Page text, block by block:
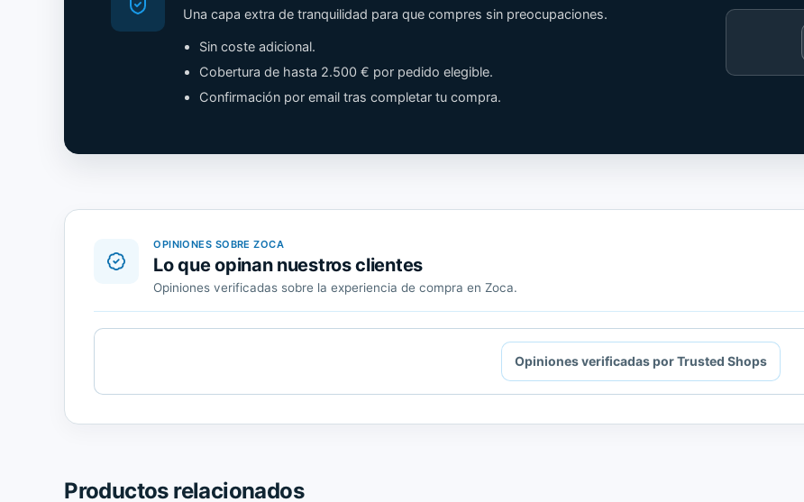
Una capa extra de tranquilidad para que compres sin preocupaciones.
Sin coste adicional.
Cobertura de hasta 2.500 € por pedido elegible.
Confirmación por email tras completar tu compra.
contenido
de
OPINIONES SOBRE ZOCA
Lo que opinan nuestros clientes
Opiniones verificadas sobre la experiencia de compra en Zoca.
de
Opiniones verificadas por Trusted Shops
Productos relacionados